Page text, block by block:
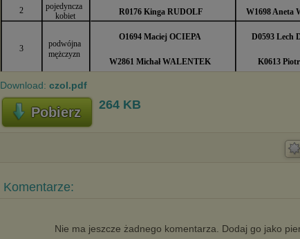
Download: czol.pdf
Pobierz 264 KB
Komentarze:
Nie ma jeszcze żadnego komentarza. Dodaj go jako